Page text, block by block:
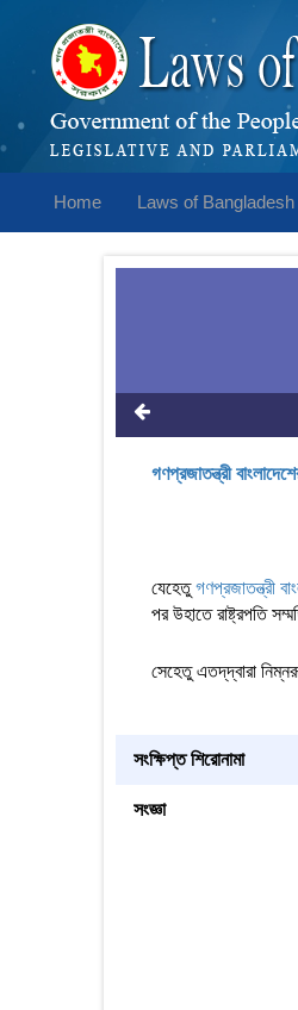
Home Laws of Bangladesh
গণপ্রজাতন্ত্রী
যেহেতুগণপ্রজাতন্ত্রী
পর উহাতে রাষ্ট্রপতি
সেহেতু এতদ্‌দ্বারা
সংক্ষিপ্ত শিরোনামা
সংজ্ঞা